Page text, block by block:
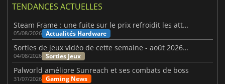
TENDANCES ACTUELLES
Steam Frame : une fuite sur le prix refroidit les attentes VR
05/08/2026 Actualités Hardware
Sorties de jeux vidéo de cette semaine - août 2026 (semaine 32)
04/08/2026 Sorties Jeux
Palworld améliore Sunreach et ses combats de boss
31/07/2026 Gaming News